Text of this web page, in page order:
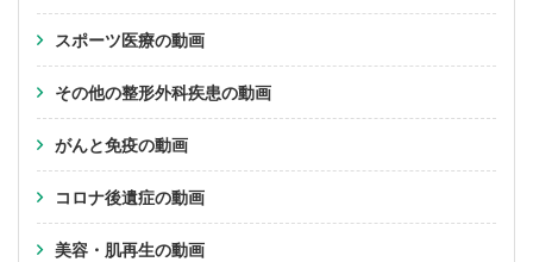
スポーツ医療の動画
その他の整形外科疾患の動画
がんと免疫の動画
コロナ後遺症の動画
美容・肌再生の動画